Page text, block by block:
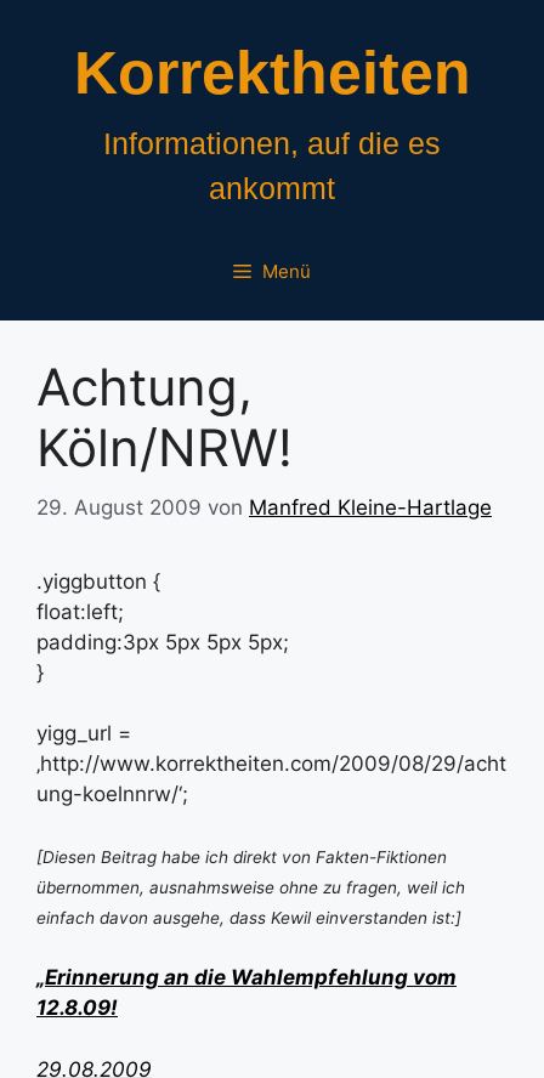
Korrektheiten
Informationen, auf die es
ankommt
Menü
Achtung,
Köln/NRW!
29. August 2009 von Manfred Kleine-Hartlage
.yiggbutton {
float:left;
padding:3px 5px 5px 5px;
}
yigg_url =
‚http://www.korrektheiten.com/2009/08/29/acht
ung-koelnnrw/‘;
[Diesen Beitrag habe ich direkt von Fakten-Fiktionen
übernommen, ausnahmsweise ohne zu fragen, weil ich
einfach davon ausgehe, dass Kewil einverstanden ist:]
„Erinnerung an die Wahlempfehlung vom
12.8.09!
29.08.2009